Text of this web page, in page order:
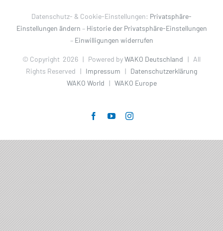
Datenschutz- & Cookie-Einstellungen: Privatsphäre-
Einstellungen ändern – Historie der Privatsphäre-Einstellungen
– Einwilligungen widerrufen
© Copyright 2026 | Powered byWAKO Deutschland | All
Rights Reserved | Impressum | Datenschutzerklärung
WAKO World | WAKO Europe
FacebookYouTubeInstagram